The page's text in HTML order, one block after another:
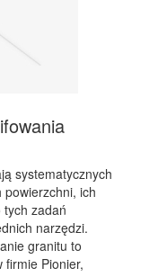
systematycznych
ich
zadań
narzędzi.
granitu to
firmie Pionier,